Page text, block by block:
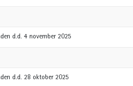
d.d. 4 november 2025
d.d. 28 oktober 2025